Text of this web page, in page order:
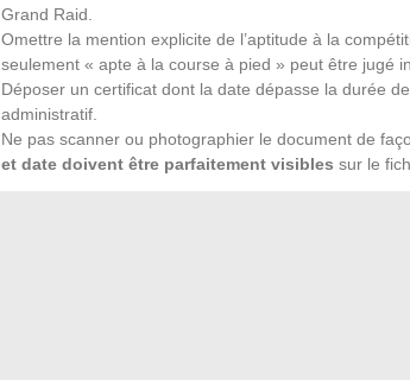
Grand Raid.
Omettre la mention explicite de l’aptitude à la
seulement « apte à la course à pied » peut être jugé
Déposer un certificat dont la date dépasse la durée
administratif.
Ne pas scanner ou photographier le document de
et date doivent être parfaitement visibles sur le